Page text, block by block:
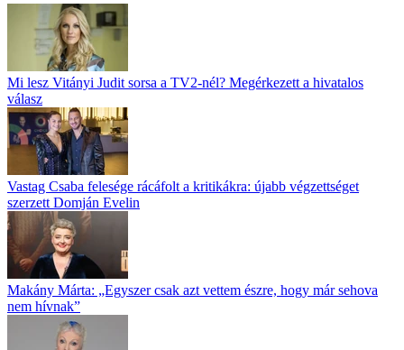
Mi lesz Vitányi Judit sorsa a TV2-nél? Megérkezett a hivatalos
válasz
Vastag Csaba felesége rácáfolt a kritikákra: újabb végzettséget
szerzett Domján Evelin
Makány Márta: „Egyszer csak azt vettem észre, hogy már sehova
nem hívnak”